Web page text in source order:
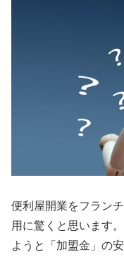
便利屋開業をフラン
用に驚くと思います
ようと「加盟金」の